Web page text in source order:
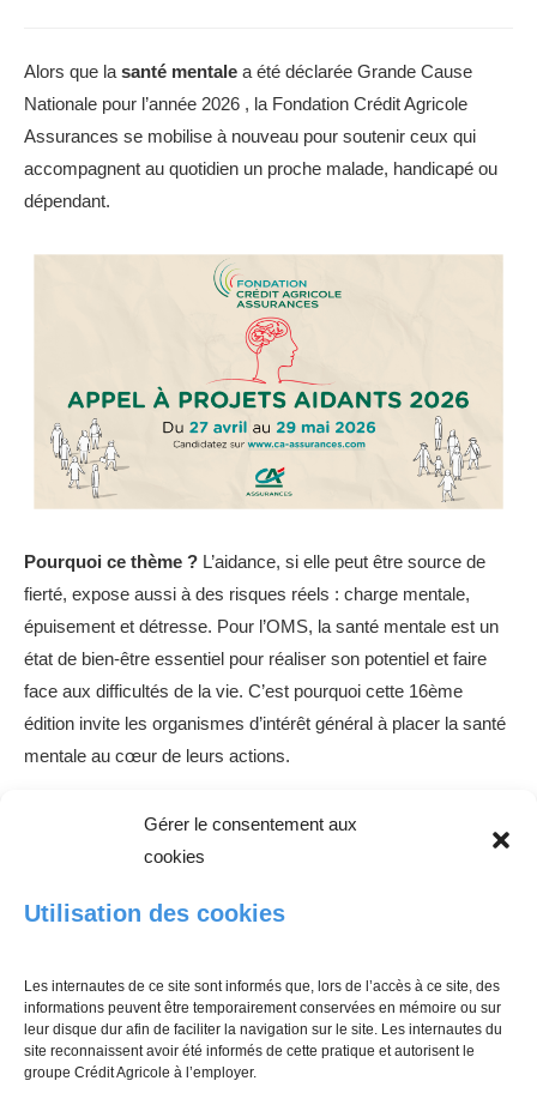
Gérer le consentement aux
cookies
Utilisation des cookies
Les internautes de ce site sont informés que, lors de l’accès à ce site, des
informations peuvent être temporairement conservées en mémoire ou sur
leur disque dur afin de faciliter la navigation sur le site. Les internautes du
site reconnaissent avoir été informés de cette pratique et autorisent le
groupe Crédit Agricole à l’employer.
Alors que la santé mentale a été déclarée Grande Cause
Nationale pour l’année 2026 , la Fondation Crédit Agricole
Assurances se mobilise à nouveau pour soutenir ceux qui
accompagnent au quotidien un proche malade, handicapé ou
dépendant.
Pourquoi ce thème ? L’aidance, si elle peut être source de
fierté, expose aussi à des risques réels : charge mentale,
épuisement et détresse. Pour l’OMS, la santé mentale est un
état de bien-être essentiel pour réaliser son potentiel et faire
face aux difficultés de la vie. C’est pourquoi cette 16ème
édition invite les organismes d’intérêt général à placer la santé
mentale au cœur de leurs actions.
Les points clés de l’édition 2026 :
ans, jusqu’à 20 000 € par an.
Priorité à l’innovation: Une attention particulière sera
portée aux démarches d’innovation sociale et aux
projets ciblant lesjeunes aidants